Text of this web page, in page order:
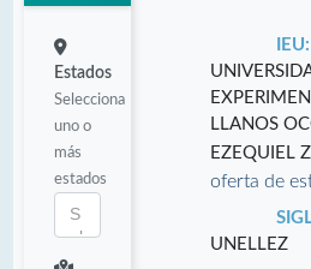
Estados
Selecciona
uno o
más
estados
IEU:
LLANOS
EZEQUIEL
oferta de
UNELLEZ